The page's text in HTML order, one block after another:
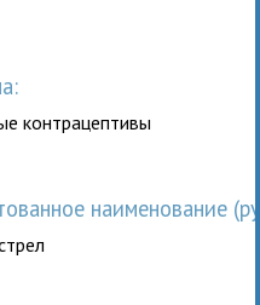
контрацептивы
наименование